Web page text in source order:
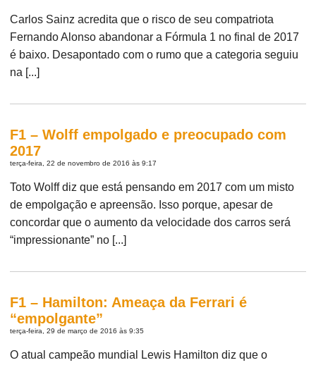
Carlos Sainz acredita que o risco de seu compatriota
Fernando Alonso abandonar a Fórmula 1 no final de 2017
é baixo. Desapontado com o rumo que a categoria seguiu
na [...]
F1 – Wolff empolgado e preocupado com
2017
terça-feira, 22 de novembro de 2016 às 9:17
Toto Wolff diz que está pensando em 2017 com um misto
de empolgação e apreensão. Isso porque, apesar de
concordar que o aumento da velocidade dos carros será
“impressionante” no [...]
F1 – Hamilton: Ameaça da Ferrari é
“empolgante”
terça-feira, 29 de março de 2016 às 9:35
O atual campeão mundial Lewis Hamilton diz que o